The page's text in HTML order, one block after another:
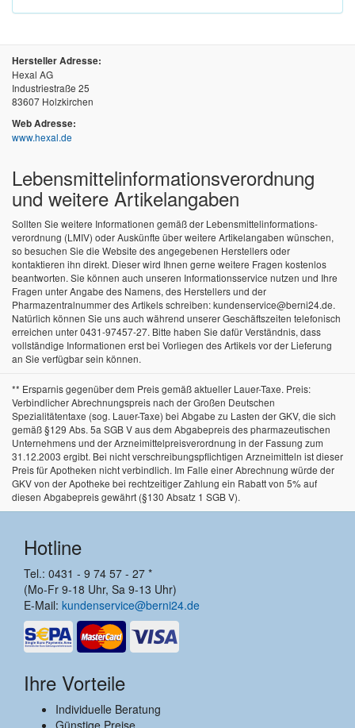
Hersteller Adresse:
Hexal AG
Industriestraße 25
83607 Holzkirchen
Web Adresse:
www.hexal.de
Lebensmittel­informations­verordnung
und weitere Artikelangaben
Sollten Sie weitere Informationen gemäß der Lebensmittel­informations­
verordnung (LMIV) oder Auskünfte über weitere Artikelangaben wünschen,
so besuchen Sie die Website des angegebenen Herstellers oder
kontaktieren ihn direkt. Dieser wird Ihnen gerne weitere Fragen kostenlos
beantworten. Sie können auch unseren Informationsservice nutzen und Ihre
Fragen unter Angabe des Namens, des Herstellers und der
Pharmazentralnummer des Artikels schreiben: kundenservice@berni24.de.
Natürlich können Sie uns auch während unserer Geschäftszeiten telefonisch
erreichen unter 0431-97457-27. Bitte haben Sie dafür Verständnis, dass
vollständige Informationen erst bei Vorliegen des Artikels vor der Lieferung
an Sie verfügbar sein können.
** Ersparnis gegenüber dem Preis gemäß aktueller Lauer-Taxe. Preis:
Verbindlicher Abrechnungspreis nach der Großen Deutschen
Spezialitätentaxe (sog. Lauer-Taxe) bei Abgabe zu Lasten der GKV, die sich
gemäß §129 Abs. 5a SGB V aus dem Abgabepreis des pharmazeutischen
Unternehmens und der Arzneimittelpreisverordnung in der Fassung zum
31.12.2003 ergibt. Bei nicht verschreibungspflichtigen Arzneimitteln ist dieser
Preis für Apotheken nicht verbindlich. Im Falle einer Abrechnung würde der
GKV von der Apotheke bei rechtzeitiger Zahlung ein Rabatt von 5% auf
diesen Abgabepreis gewährt (§130 Absatz 1 SGB V).
Hotline
Tel.: 0431 - 9 74 57 - 27 *
(Mo-Fr 9-18 Uhr, Sa 9-13 Uhr)
E-Mail: kundenservice@berni24.de
Ihre Vorteile
Individuelle Beratung
Günstige Preise